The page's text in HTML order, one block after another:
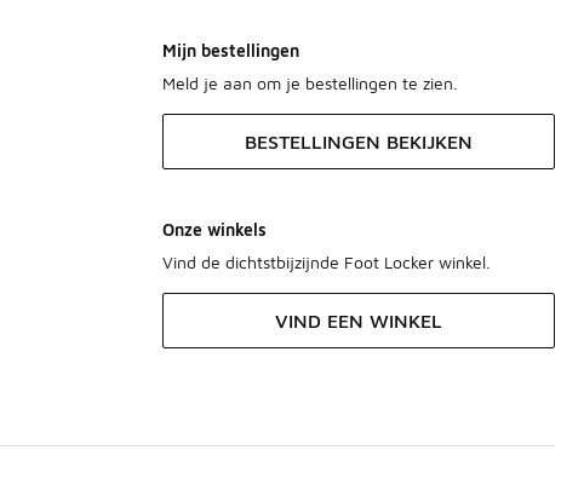
Mijn bestellingen
Meld je aan om je bestellingen te zien.
BESTELLINGEN BEKIJKEN
Onze winkels
Vind de dichtstbijzijnde Foot Locker winkel.
VIND EEN WINKEL